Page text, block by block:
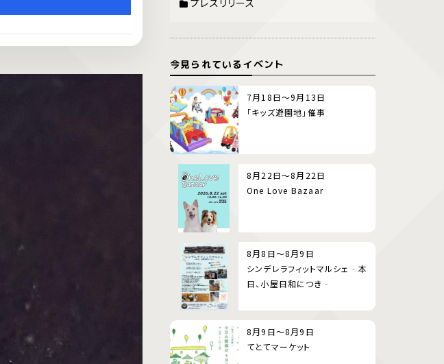
プレスリリース
今見られているイベント
7月18日～9月13日
「キッズ遊園地」催事
8月22日～8月22日
One Love Bazaar
8月8日～8月9日
シンデレラフィットマルシェ‐本
日、小屋日和につき‐
8月9日～8月9日
てとてマーケット